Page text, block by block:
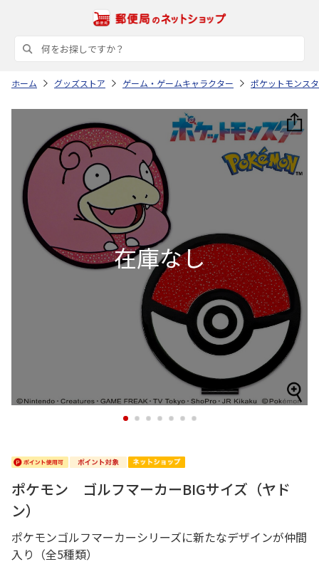
ホーム グッズストア ゲーム・ゲームキャラクター ポケットモンス
1 2 3 4 5 6 7
ポケモン ゴルフマーカーBIGサイズ（ヤド
ン）
ポケモンゴルフマーカーシリーズに新たなデザインが仲間
入り（全5種類）